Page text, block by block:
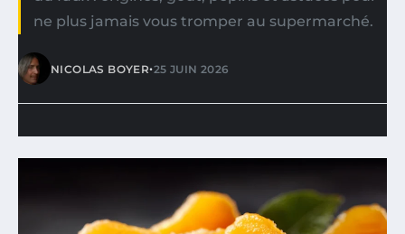
ne plus jamais vous tromper au supermarché.
NICOLAS BOYER•25 JUIN 2026